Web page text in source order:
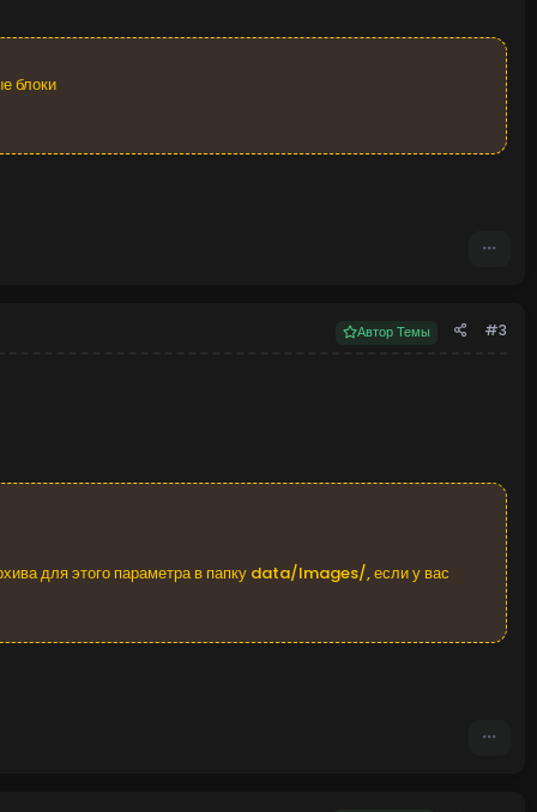
в локации появляются NPC, пресеты которых вы можете...
блоки
Автор Темы #3
для этого параметра в папку data/Images/, если у вас